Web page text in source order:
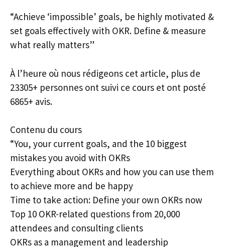
“Achieve ‘impossible’ goals, be highly motivated &
set goals effectively with OKR. Define & measure
what really matters”
À l’heure où nous rédigeons cet article, plus de
23305+ personnes ont suivi ce cours et ont posté
6865+ avis.
Contenu du cours
“You, your current goals, and the 10 biggest
mistakes you avoid with OKRs
Everything about OKRs and how you can use them
to achieve more and be happy
Time to take action: Define your own OKRs now
Top 10 OKR-related questions from 20,000
attendees and consulting clients
OKRs as a management and leadership